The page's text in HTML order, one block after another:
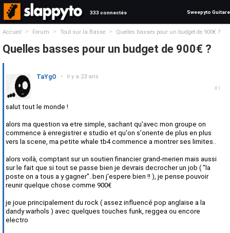
333 connectés Sweepyto Guitare
Accueil > Forum > Tout sur la Basse > Quelles basses pour un budget de 900€ ?
Quelles basses pour un budget de 900€ ?
#1
TaYgO • il y a 23 ans
salut tout le monde !
alors ma question va etre simple, sachant qu'avec mon groupe on
commence à enregistrer e studio et qu'on s'oriente de plus en plus
vers la scene, ma petite whale tb4 commence a montrer ses limites..
alors voilà, comptant sur un soutien financier grand-merien mais aussi
sur le fait que si tout se passe bien je devrais decrocher un job ( "la
poste on a tous a y gagner"..ben j'espere bien !! ), je pense pouvoir
reunir quelque chose comme 900€
je joue principalement du rock ( assez influencé pop anglaise a la
dandy warhols ) avec quelques touches funk, reggea ou encore
electro